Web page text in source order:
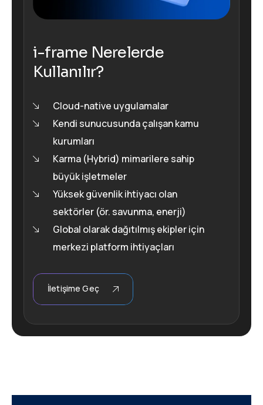
i-frame Nerelerde
Kullanılır?
Cloud-native uygulamalar
Kendi sunucusunda çalışan kamu
kurumları
Karma (Hybrid) mimarilere sahip
büyük işletmeler
Yüksek güvenlik ihtiyacı olan
sektörler (ör. savunma, enerji)
Global olarak dağıtılmış ekipler için
merkezi platform ihtiyaçları
İletişime Geç